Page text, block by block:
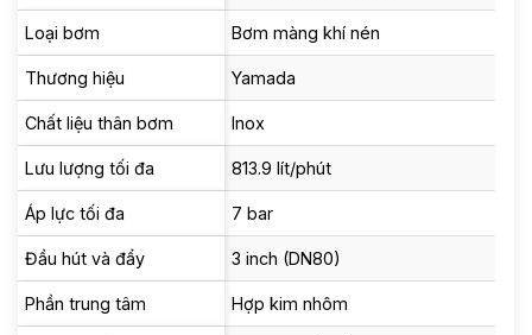
Loại bơm Bơm màng khí nén
Thương hiệu Yamada
Chất liệu thân bơm Inox
Lưu lượng tối đa 813.9 lít/phút
Áp lực tối đa 7 bar
Đầu hút và đẩy 3 inch (DN80)
Phần trung tâm Hợp kim nhôm